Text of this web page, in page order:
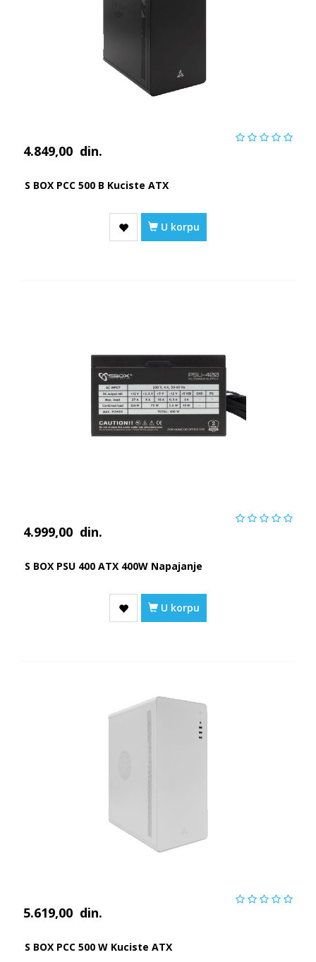
4.849,00 din.
S BOX PCC 500 B Kuciste ATX
U korpu
4.999,00 din.
S BOX PSU 400 ATX 400W Napajanje
U korpu
5.619,00 din.
S BOX PCC 500 W Kuciste ATX